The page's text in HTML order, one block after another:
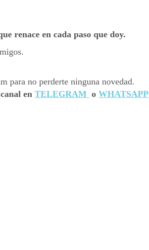
renace en cada paso que doy.
canal enTELEGRAM oWHATSAPP